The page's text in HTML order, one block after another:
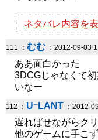
ネタバレ内容を
111 ： むむ ：2012-09-03
ああ面白かった
3DCGじゃなくて
いなー
112 ： UｰLANT ：2012-
遅ればせながらク
他のゲームに手こ